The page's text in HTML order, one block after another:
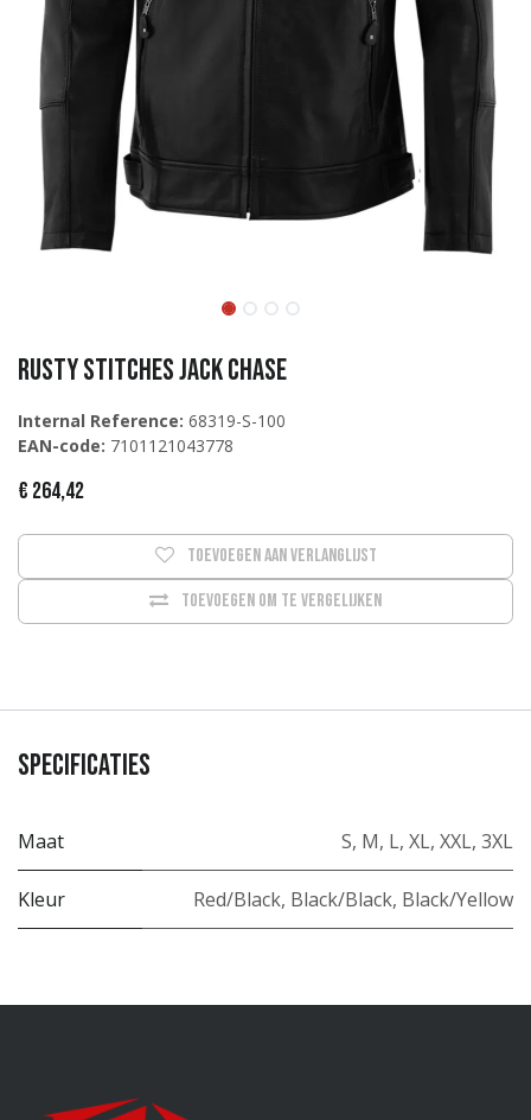
Rusty Stitches Jack Chase
Internal Reference: 68319-S-100
EAN-code: 7101121043778
€ 264,42
Toevoegen om te vergelijken
Toevoegen aan verlanglijst
Specificaties
Maat S, M, L, XL, XXL, 3XL
Kleur Red/Black, Black/Black, Black/Yellow